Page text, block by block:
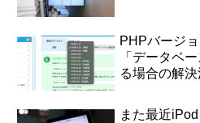
PHPバージ
「データベ
る場合の解
また最近